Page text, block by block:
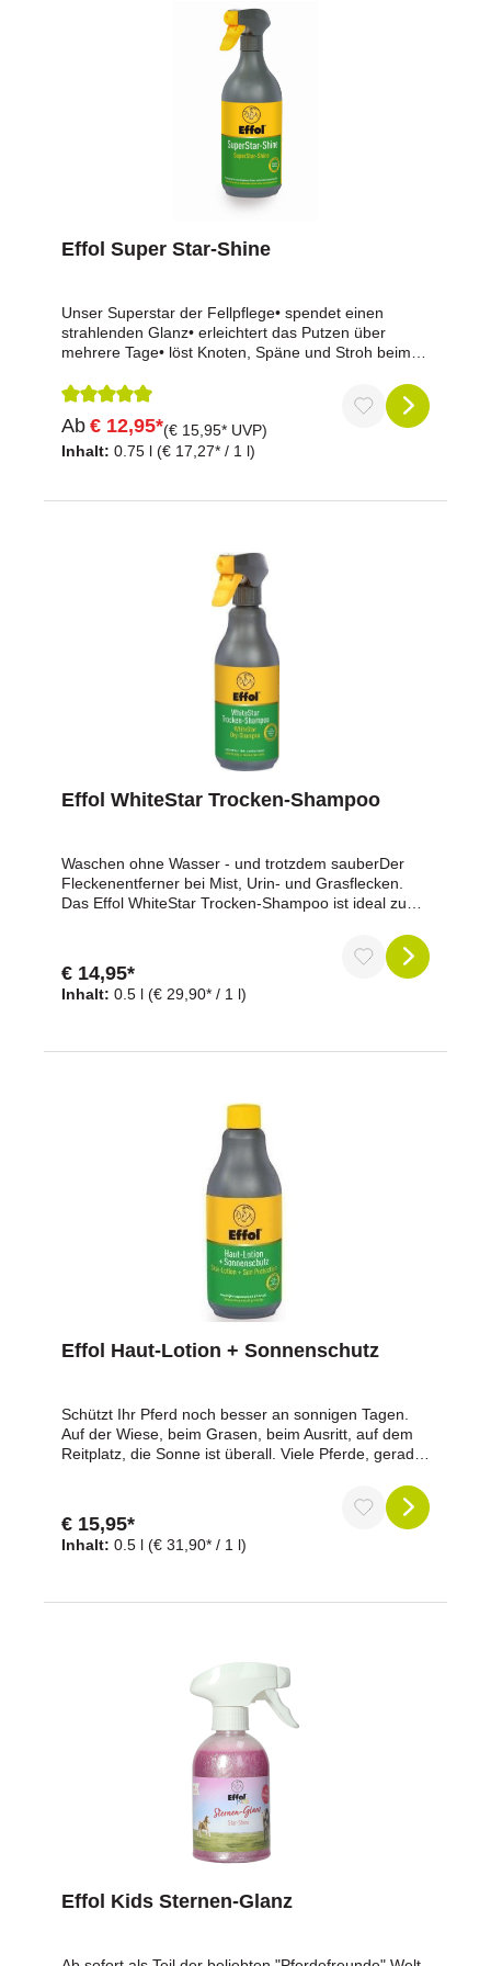
gelangen.Enthält Cineol. Kann allergische
Reaktionen hervorrufen.
Effol Super Star-Shine
Unser Superstar der Fellpflege• spendet einen
strahlenden Glanz• erleichtert das Putzen über
mehrere Tage• löst Knoten, Späne und Stroh beim
bekommen Sprungkraft und VolumenEffol
SuperStar-Shine spendet einen bisher nie erreichten
strahlenden Glanz, ohne dass sich Fell und
Langhaar künstlich anfühlen. Das Putzen wird
trockenes Haar wird erfolgreich vermieden. Die
Hautfreundlichkeit ist dermatologisch mit sehr gut
getestet.TIPP: Sprühen Sie Effol SuperStar-Shine
vor dem Scheren auf das Fell. Es erleichtert Ihnen
die Arbeit ungemein.Neu: Jetzt auch im 3 l Kanister
erhältlich mit integriertem Auslaufhahn direkt dabei.
Ab jetzt noch besser zum Umfüllen in die Flasche
und noch umweltfreundlicher und
nachhaltiger.Enthält: Siliconemulsionen
Durchschnittliche Bewertung von 5 von 5 Sternen
Inhalt: 0.75 l (€ 17,27* / 1 l)
Ab € 12,95*(€ 15,95* UVP)
Effol WhiteStar Trocken-Shampoo
Waschen ohne Wasser - und trotzdem sauberDer
Fleckenentferner bei Mist, Urin- und Grasflecken.
Das Effol WhiteStar Trocken-Shampoo ist ideal zum
Hervorheben von Abzeichen. Wenn es zum Waschen
zu kalt ist oder es mal schnell gehen muss hilft das
Effol WhiteStar Trocken-Shampoo ohne das es
ausgewaschen werden muss. Es erhält die
Grasfleckenerhält die natürliche Haptik des FellspH-
neutral, ohne Bleichmittel und Peroxidezum Reinigen
von hellen Fellfarben und zum Hervorheben von
AbzeichenAnwendung: Großzügig auf die
verschmutzte Stelle sprühen anschließend z.B. mit
dem Effol SuperCare-Towel (Art.nr. 220669) oder
einem Schwamm den Schmutz abtragen
Inhalt: 0.5 l (€ 29,90* / 1 l)
€ 14,95*
Effol Haut-Lotion + Sonnenschutz
Schützt Ihr Pferd noch besser an sonnigen Tagen.
Auf der Wiese, beim Grasen, beim Ausritt, auf dem
Reitplatz, die Sonne ist überall. Viele Pferde, gerade
Sonnenstrahlung. Dazu wurde nun die bewährte
Rezeptur der Effol Hautlotion mit einem zusätzlichen
Sonnenschutz ausgestattet. Somit können Sie die
Haut Ihres Pferdes noch besser vor allen äußeren
Inhalt: 0.5 l (€ 31,90* / 1 l)
€ 15,95*
Effol Kids Sternen-Glanz